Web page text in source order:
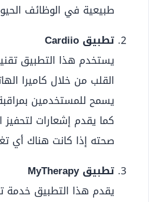
طبيعية في الوظائف
تطبيق Cardiio
يستخدم هذا التطبيق
القلب من خلال كاميرا
يسمح للمستخدمين
كما يقدم إشعارات
صحته إذا كانت هناك أي
تطبيق MyTherapy
يقدم هذا التطبيق خدمة